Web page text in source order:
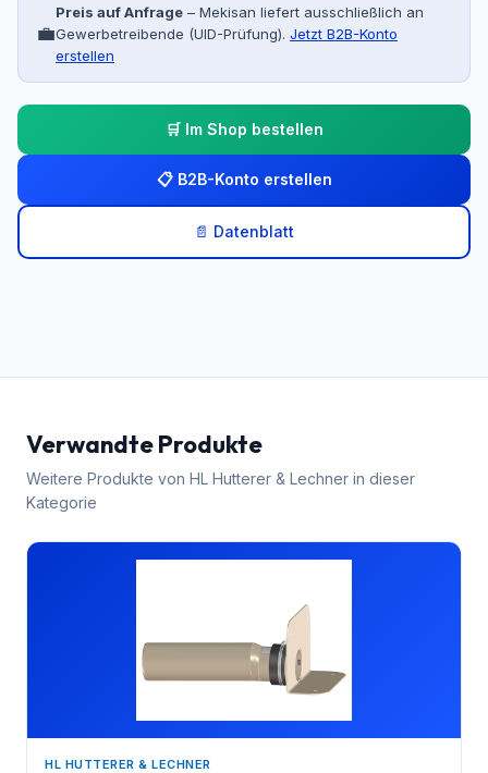
💼
Preis auf Anfrage – Mekisan liefert ausschließlich an
Gewerbetreibende (UID-Prüfung). Jetzt B2B-Konto
erstellen
🛒 Im Shop bestellen
📋 B2B-Konto erstellen
📄 Datenblatt
Verwandte Produkte
Weitere Produkte von HL Hutterer & Lechner in dieser
Kategorie
HL HUTTERER & LECHNER